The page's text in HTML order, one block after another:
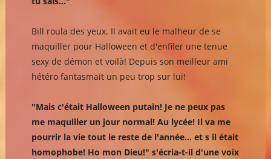
Bill roula des yeux. Il avait eu le malheur de se
maquiller pour Halloween et d'enfiler une tenue
sexy de démon et voilà! Depuis son meilleur ami
hétéro fantasmait un peu trop sur lui!
"Mais c'était Halloween putain! Je ne peux pas
me maquiller un jour normal! Au lycée! Il va me
pourrir la vie tout le reste de l'année... et s il était
homophobe! Ho mon Dieu!" s'écria-t-il d'une voix